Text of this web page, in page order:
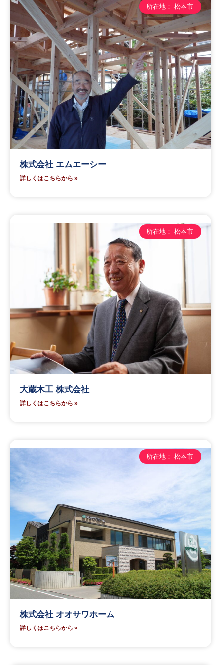
所在地： 松本市
株式会社 エムエーシー
詳しくはこちらから »
所在地： 松本市
大蔵木工 株式会社
詳しくはこちらから »
所在地： 松本市
株式会社 オオサワホーム
詳しくはこちらから »